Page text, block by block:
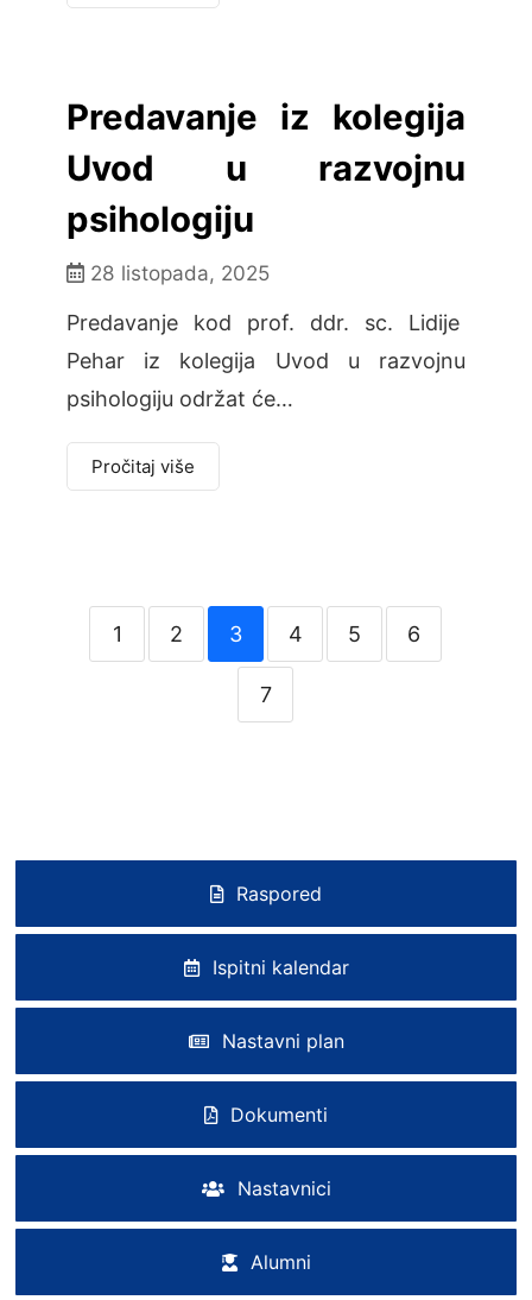
Predavanje iz kolegija
Uvod u razvojnu
psihologiju
28 listopada, 2025
Predavanje kod prof. ddr. sc. Lidije
Pehar iz kolegija Uvod u razvojnu
psihologiju održat će…
Pročitaj više
1 2 3 4 5 6
7
Raspored
Ispitni kalendar
Nastavni plan
Dokumenti
Nastavnici
Alumni